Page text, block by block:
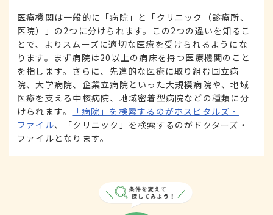
医療機関は一般的に「病院」と「クリニック（診療所、
医院）」の2つに分けられます。この2つの違いを知るこ
とで、よりスムーズに適切な医療を受けられるようにな
ります。まず病院は20以上の病床を持つ医療機関のこと
を指します。さらに、先進的な医療に取り組む国立病
院、大学病院、企業立病院といった大規模病院や、地域
医療を支える中核病院、地域密着型病院などの種類に分
けられます。
「病院」を検索するのがホスピタルズ・
ファイル、「クリニック」を検索するのがドクターズ・
ファイルとなります。